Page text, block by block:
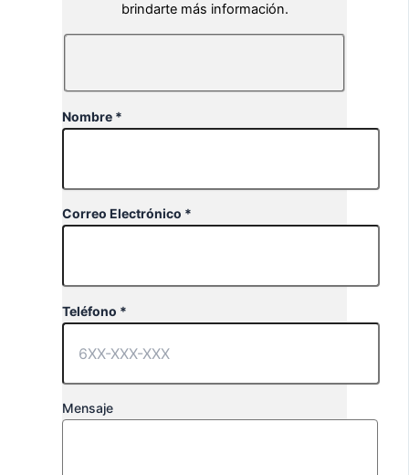
brindarte más información.
Nombre *
Correo Electrónico *
Teléfono *
Mensaje